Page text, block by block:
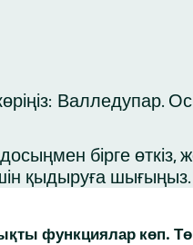
Валледупар.
бірге өткіз,
қыдыруға шығыңыз.
функциялар көп.